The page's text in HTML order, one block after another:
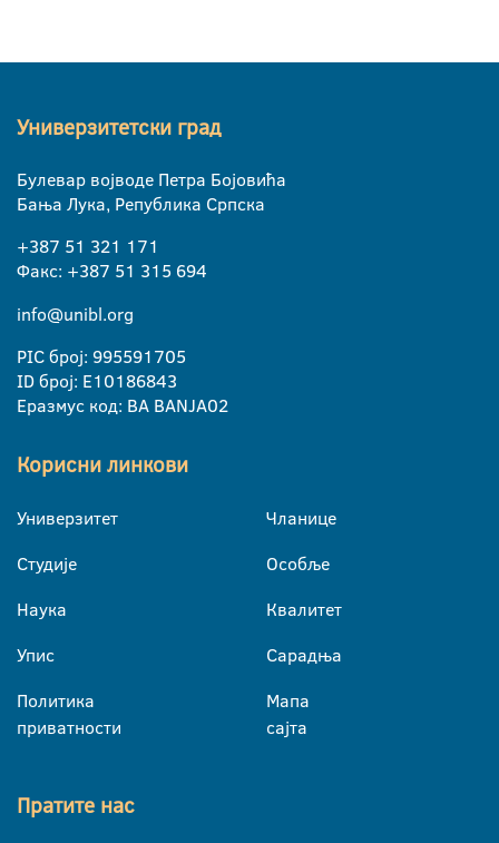
Универзитетски град
Булевар војводе Петра Бојовића
Бања Лука, Република Српска
+387 51 321 171
Факс: +387 51 315 694
info@unibl.org
PIC број: 995591705
ID број: E10186843
Еразмус код: BA BANJA02
Корисни линкови
Универзитет
Студије
Наука
Упис
Политика
приватности
Чланице
Особље
Квалитет
Сарадња
Мапа
сајта
Пратите нас